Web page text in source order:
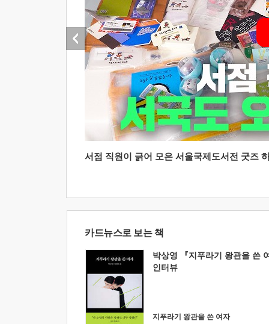
서점 직원이 긁어 모은 서울국제도서전 굿즈
카드뉴스로 보는 책
박상영 『지푸라기 왕관을 쓴
인터뷰
지푸라기 왕관을 쓴 여자